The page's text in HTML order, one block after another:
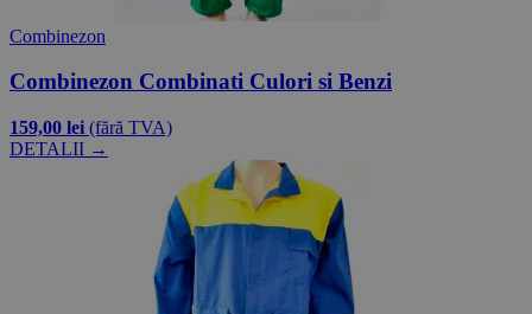
Combinezon
Combinezon Combinati Culori si Benzi
159,00 lei (fără TVA)
DETALII →